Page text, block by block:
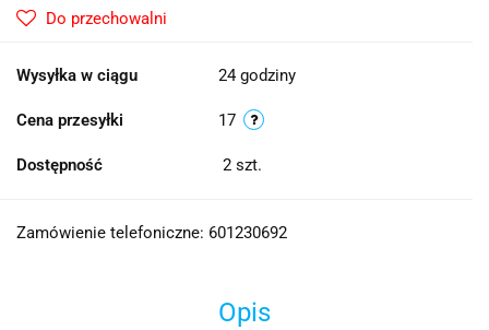
Do przechowalni
Wysyłka w ciągu 24 godziny
Cena przesyłki 17
Dostępność 2 szt.
Zamówienie telefoniczne: 601230692
Opis